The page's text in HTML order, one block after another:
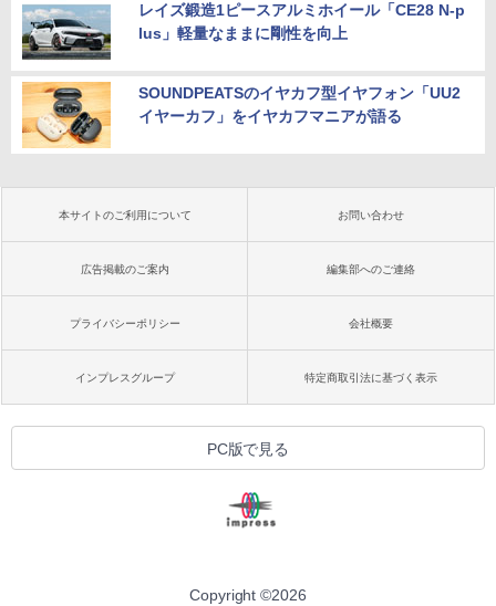
レイズ鍛造1ピースアルミホイール「CE28 N-p
lus」軽量なままに剛性を向上
SOUNDPEATSのイヤカフ型イヤフォン「UU2
イヤーカフ」をイヤカフマニアが語る
本サイトのご利用について お問い合わせ
広告掲載のご案内 編集部へのご連絡
プライバシーポリシー 会社概要
インプレスグループ 特定商取引法に基づく表示
PC版で見る
Copyright ©2026